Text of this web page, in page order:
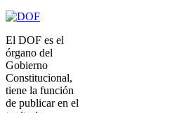
El DOF es el
órgano del
Gobierno
Constitucional,
tiene la función
de publicar en el